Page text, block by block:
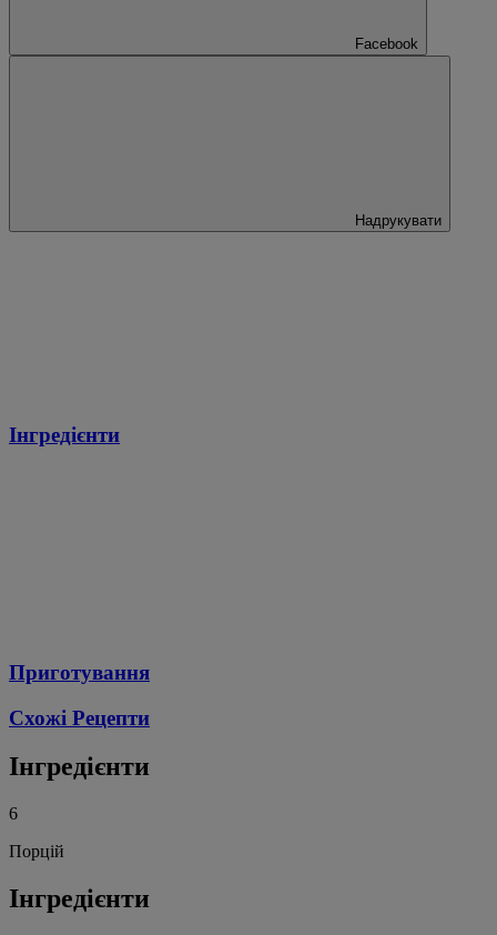
Facebook
Надрукувати
Інгредієнти
Приготування
Схожі Рецепти
Інгредієнти
6
Порцій
Інгредієнти